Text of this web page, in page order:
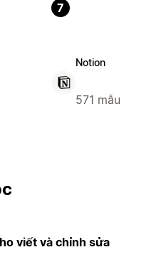
7
Notion
571 mẫu
viết và chỉnh sửa